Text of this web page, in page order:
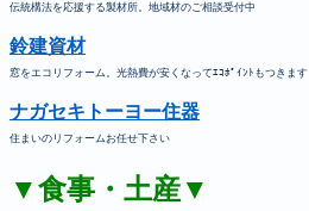
伝統構法を応援する製材所。地域材のご相談受付中
鈴建資材
窓をエコリフォーム。光熱費が安くなってｴｺﾎﾟｲﾝﾄもつきます
ナガセキトーヨー住器
住まいのリフォームお任せ下さい
▼食事・土産▼